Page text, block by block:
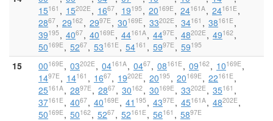
15161 15202E 1667 19195 20169E 24161A 24161E
2867 29162 2997E 30169E 33202E 34161 38161E
39195 4067 40169E 44161A 4497E 48202E 49162
50169E 5267 53161E 54161 5997E 59195
15 00169E 03202E 04161A 0467 08161E 09162 10169E
1497E 14161 1667 19202E 20195 20169E 22161E
25161A 2897E 2867 30162 30169E 33202E 35161
37161E 4067 40169E 41 195 4397E 45161A 48202E
50169E 50162 5267 52161E 56161 5897E